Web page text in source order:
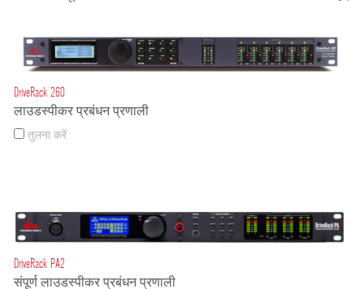
DriveRack 260
लाउडस्पीकर प्रबंधन प्रणाली
तुलना करें
DriveRack PA2
संपूर्ण लाउडस्पीकर प्रबंधन प्रणाली